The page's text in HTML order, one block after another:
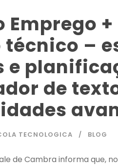
Emprego
técnico –
e
de
TECNOLOGICA BLOG
de Cambra informa que,